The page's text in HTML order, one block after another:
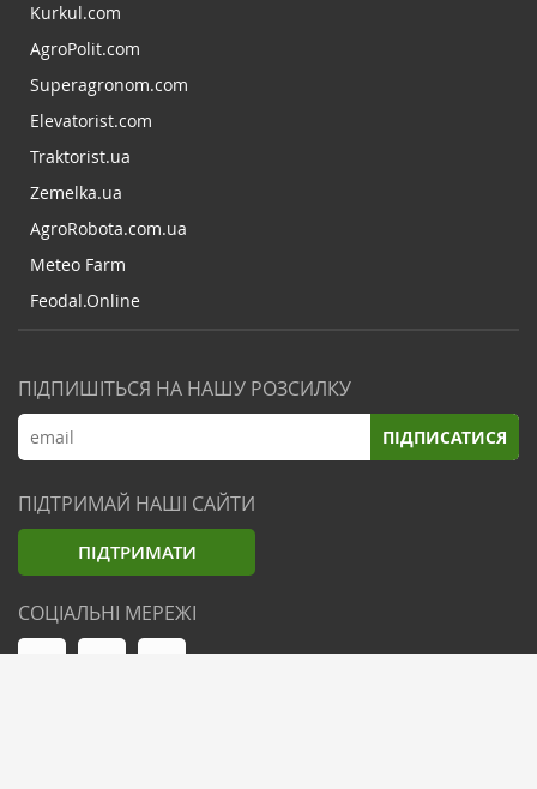
Kurkul.com
AgroPolit.com
Superagronom.com
Elevatorist.com
Traktorist.ua
Zemelka.ua
AgroRobota.com.ua
Meteo Farm
Feodal.Online
ПІДПИШІТЬСЯ НА НАШУ РОЗСИЛКУ
ПІДПИСАТИСЯ
ПІДТРИМАЙ НАШІ САЙТИ
ПІДТРИМАТИ
СОЦІАЛЬНІ МЕРЕЖІ